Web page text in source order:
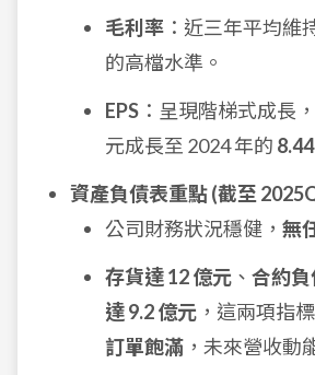
毛利率 ：近三年平均維
的高檔水準。
EPS ：呈現階梯式成長
元成長至 2024 年的 8.44
資產負債表重點 (截至
公司財務狀況穩健， 無
存貨達 12 億元 、 合約負
達 9.2 億元 ，這兩項指
訂單飽滿 ，未來營收動